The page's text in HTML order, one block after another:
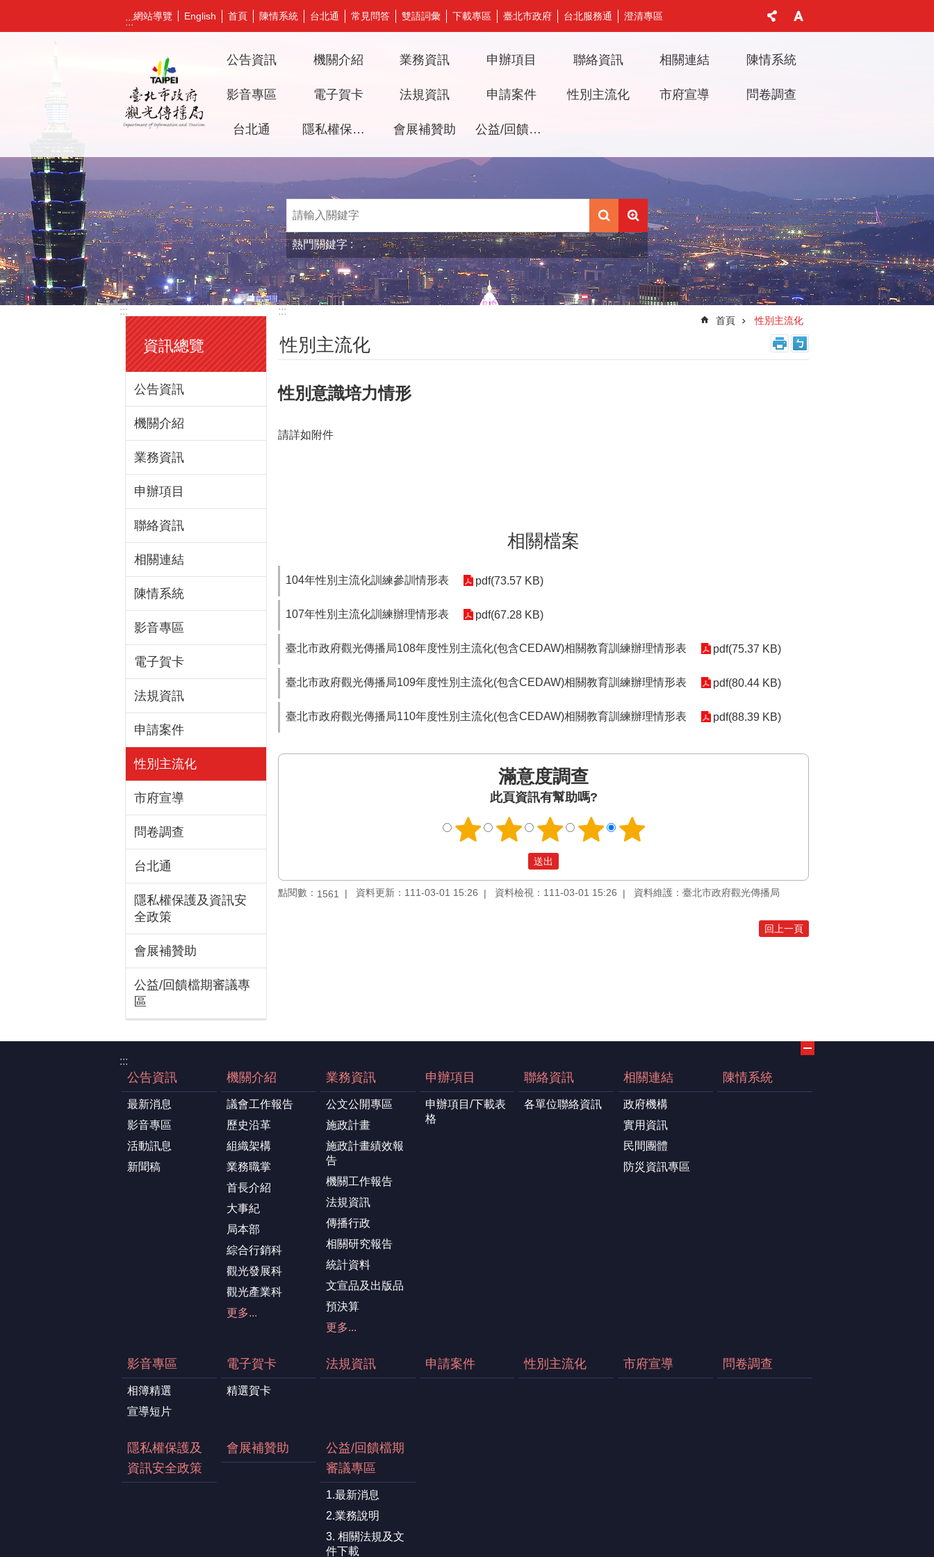
:::
網站導覽 English 首頁 陳情系統 台北通 常見問答 雙語詞彙 下載專區 臺北市政府 台北服務通 澄清專區
公告資訊 機關介紹 業務資訊 申辦項目 聯絡資訊 相關連結 陳情系統
影音專區 電子賀卡 法規資訊 申請案件 性別主流化 市府宣導 問卷調查
台北通 隱私權保護及資訊安全政策 會展補贊助 公益/回饋檔期審議專區
熱門關鍵字
:::
資訊總覽
公告資訊
機關介紹
業務資訊
申辦項目
聯絡資訊
相關連結
陳情系統
影音專區
電子賀卡
法規資訊
申請案件
性別主流化
市府宣導
問卷調查
台北通
隱私權保護及資訊安
全政策
會展補贊助
公益/回饋檔期審議專
區
:::
首頁 性別主流化
性別主流化
性別意識培力情形
請詳如附件
相關檔案
104年性別主流化訓練參訓情形表 pdf(73.57 KB)
107年性別主流化訓練辦理情形表 pdf(67.28 KB)
臺北市政府觀光傳播局108年度性別主流化(包含CEDAW)相關教育訓練辦理情形表 pdf(75.37 KB)
臺北市政府觀光傳播局109年度性別主流化(包含CEDAW)相關教育訓練辦理情形表 pdf(80.44 KB)
臺北市政府觀光傳播局110年度性別主流化(包含CEDAW)相關教育訓練辦理情形表 pdf(88.39 KB)
滿意度調查
此頁資訊有幫助嗎?
點閱數： 1561 資料更新：111-03-01 15:26 資料檢視：111-03-01 15:26 資料維護：臺北市政府觀光傳播局
回上一頁
:::
公告資訊
最新消息
影音專區
活動訊息
新聞稿
機關介紹
議會工作報告
歷史沿革
組織架構
業務職掌
首長介紹
大事紀
局本部
綜合行銷科
觀光發展科
觀光產業科
更多...
業務資訊
公文公開專區
施政計畫
施政計畫績效報
告
機關工作報告
法規資訊
傳播行政
相關研究報告
統計資料
文宣品及出版品
預決算
更多...
申辦項目
申辦項目/下載表
格
聯絡資訊
各單位聯絡資訊
相關連結
政府機構
實用資訊
民間團體
防災資訊專區
陳情系統
影音專區
相簿精選
宣導短片
電子賀卡
精選賀卡
法規資訊 申請案件 性別主流化 市府宣導 問卷調查
隱私權保護及
資訊安全政策
會展補贊助
公益/回饋檔期
審議專區
1.最新消息
2.業務說明
3. 相關法規及文
件下載